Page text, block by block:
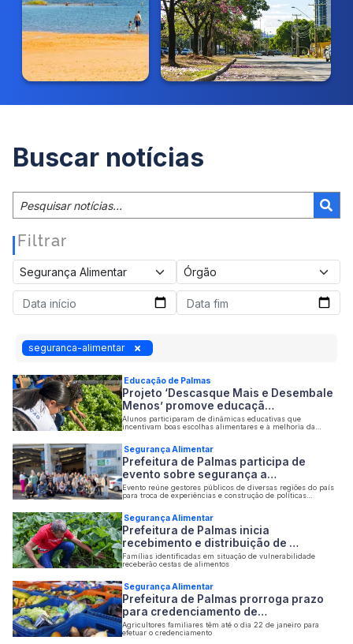
Buscar notícias
Filtrar
seguranca-alimentar
Educação de Palmas
Projeto ‘Descasque Mais e Desembale
Menos’ promove educaçã…
Alunos participaram de dinâmicas educativas que
incentivam boas escolhas alimentares e à melhoria da
Segurança Alimentar
Prefeitura de Palmas participa de
evento sobre segurança a…
Evento reúne gestores públicos de diversas regiões do país
para troca de experiências e construção de políticas
Segurança Alimentar
Prefeitura de Palmas inicia
recebimento e distribuição de …
Famílias identificadas em situação de vulnerabilidade
receberão cestas de alimentos
Segurança Alimentar
Prefeitura de Palmas prorroga prazo
para credenciamento de…
Agricultores familiares têm até o dia 22 de janeiro para
efetuar o credenciamento